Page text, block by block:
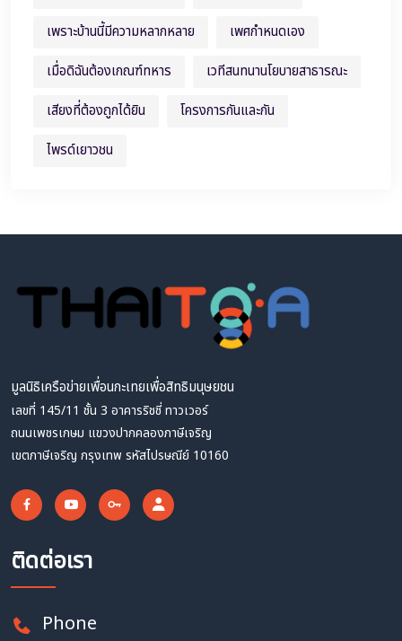
เพราะบ้านนี้มีความหลากหลาย
เพศกำหนดเอง
เมื่อดิฉันต้องเกณฑ์ทหาร
เวทีสนทนานโยบายสาธารณะ
เสียงที่ต้องถูกได้ยิน
โครงการกันและกัน
ไพรด์เยาวชน
มูลนิธิเครือข่ายเพื่อนกะเทยเพื่อสิทธิมนุษยชน
เลขที่ 145/11 ชั้น 3 อาคารริชชี่ ทาวเวอร์
ถนนเพชรเกษม แขวงปากคลองภาษีเจริญ
เขตภาษีเจริญ กรุงเทพ รหัสไปรษณีย์ 10160
ติดต่อเรา
Phone